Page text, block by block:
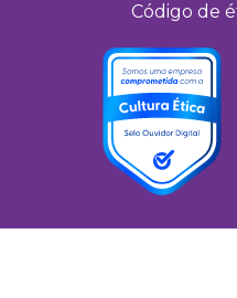
Código de